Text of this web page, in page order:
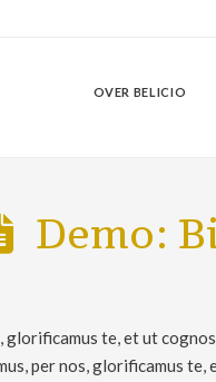
OVER BELICIO
Demo:
glorificamus te, et ut
per nos, glorificamus